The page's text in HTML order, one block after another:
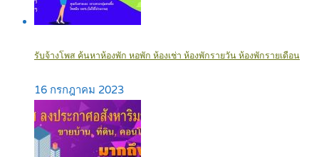
รับจ้างโพส ค้นหาห้องพัก หอพัก ห้องเช่า ห้องพักรายวัน ห้องพักรายเดือน
16 กรกฎาคม 2023